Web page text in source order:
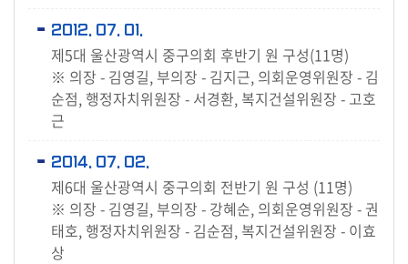
2012. 07. 01.
제5대 울산광역시 중구의회 후반기 원 구성(11명)
※ 의장 - 김영길, 부의장 - 김지근, 의회운영위원장 - 김
순점, 행정자치위원장 - 서경환, 복지건설위원장 - 고호
근
2014. 07. 02.
제6대 울산광역시 중구의회 전반기 원 구성 (11명)
※ 의장 - 김영길, 부의장 - 강혜순, 의회운영위원장 - 권
태호, 행정자치위원장 - 김순점, 복지건설위원장 - 이효
상